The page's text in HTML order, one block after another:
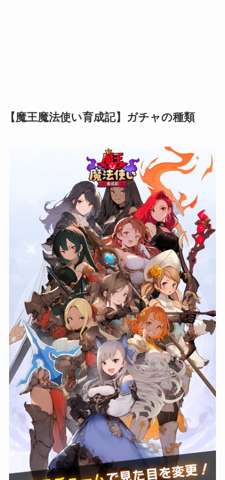
【魔王魔法使い育成記】ガチャの種類